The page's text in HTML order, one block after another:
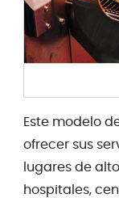
Este modelo
ofrecer sus
lugares de
hospitales,